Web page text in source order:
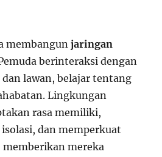
membangunjaringan
berinteraksi dengan
lawan, belajar tentang
Lingkungan
rasa memiliki,
dan memperkuat
memberikan mereka